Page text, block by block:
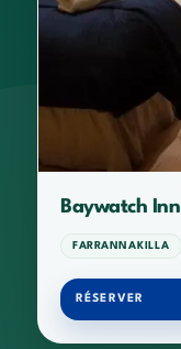
Baywatch Inn
FARRANNAKILLA
RÉSERVER